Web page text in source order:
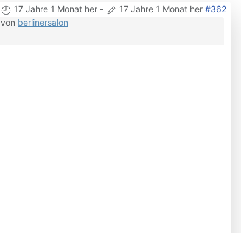
17 Jahre 1 Monat her - 17 Jahre 1 Monat her #362
von berlinersalon